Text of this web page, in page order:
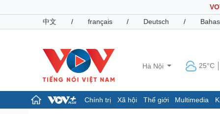
中文
/ français / Deutsch /
Hà Nội 25°C
Chính trị Xã hội Thế giới Multimedia